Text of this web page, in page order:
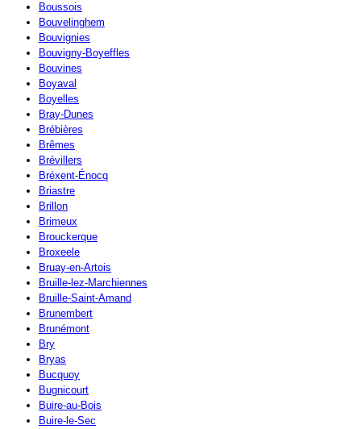
Boussois
Bouvelinghem
Bouvignies
Bouvigny-Boyeffles
Bouvines
Boyaval
Boyelles
Bray-Dunes
Brébières
Brêmes
Brévillers
Bréxent-Énocq
Briastre
Brillon
Brimeux
Brouckerque
Broxeele
Bruay-en-Artois
Bruille-lez-Marchiennes
Bruille-Saint-Amand
Brunembert
Brunémont
Bry
Bryas
Bucquoy
Bugnicourt
Buire-au-Bois
Buire-le-Sec